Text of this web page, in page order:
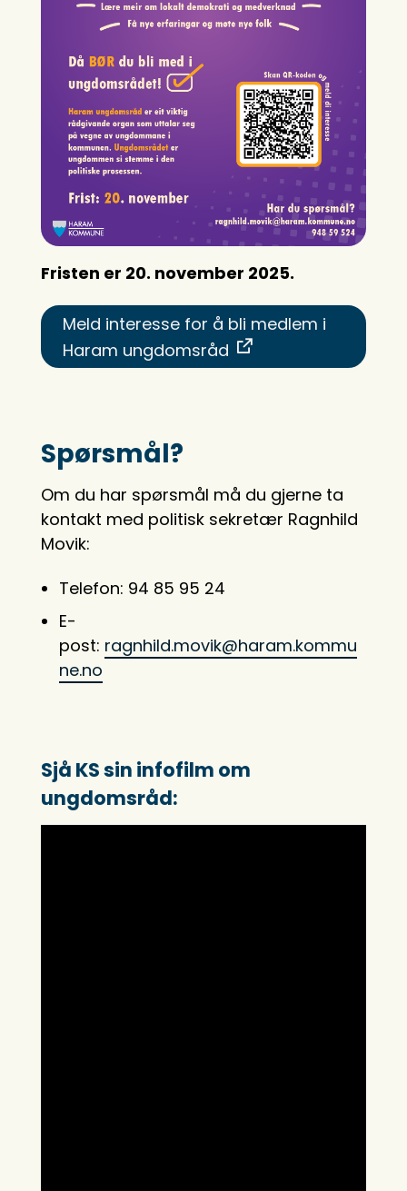
Fristen er 20. november 2025.
Meld interesse for å bli medlem i
Haram ungdomsråd
Spørsmål?
Om du har spørsmål må du gjerne ta
kontakt med politisk sekretær Ragnhild
Movik:
Telefon: 94 85 95 24
E-
post: ragnhild.movik@haram.kommu
ne.no
Sjå KS sin infofilm om
ungdomsråd: